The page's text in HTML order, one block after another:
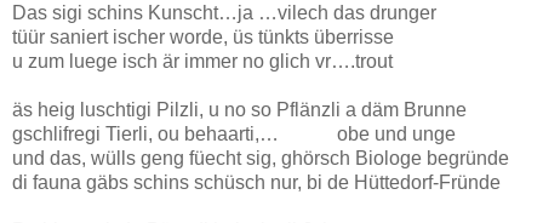
Das sigi schins Kunscht…ja …vilech das drunger
tüür saniert ischer worde, üs tünkts überrisse
u zum luege isch är immer no glich vr….trout
äs heig luschtigi Pilzli, u no so Pflänzli a däm Brunne
gschlifregi Tierli, ou behaarti,… obe und unge
und das, wülls geng füecht sig, ghörsch Biologe begründe
di fauna gäbs schins schüsch nur, bi de Hüttedorf-Fründe